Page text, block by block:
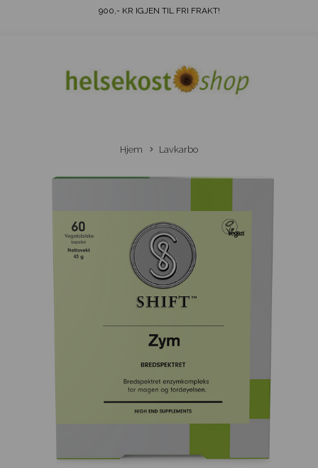
900,- KR IGJEN TIL FRI FRAKT!
Hjem Lavkarbo